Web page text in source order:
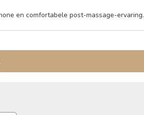
en comfortabele post-massage-ervaring.